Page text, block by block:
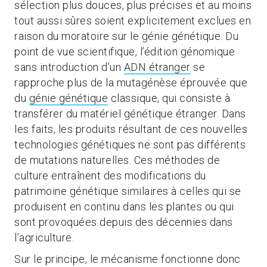
sélection plus douces, plus précises et au moins
tout aussi sûres soient explicitement exclues en
raison du moratoire sur le génie génétique. Du
point de vue scientifique, l’édition génomique
sans introduction d’un ADN étranger se
rapproche plus de la mutagénèse éprouvée que
du génie génétique classique, qui consiste à
transférer du matériel génétique étranger. Dans
les faits, les produits résultant de ces nouvelles
technologies génétiques ne sont pas différents
de mutations naturelles. Ces méthodes de
culture entraînent des modifications du
patrimoine génétique similaires à celles qui se
produisent en continu dans les plantes ou qui
sont provoquées depuis des décennies dans
l’agriculture.
Sur le principe, le mécanisme fonctionne donc